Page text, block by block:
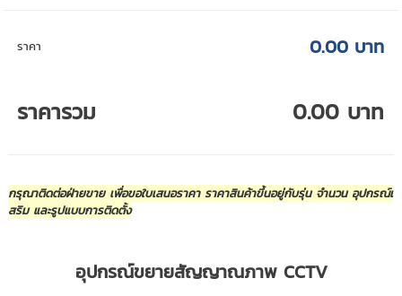
ราคา 0.00 บาท
ราคารวม 0.00 บาท
กรุณาติดต่อฝ่ายขาย เพื่อขอใบเสนอราคา ราคาสินค้าขึ้นอยู่กับรุ่น จำนวน อุปกรณ์เ
สริม และรูปแบบการติดตั้ง
อุปกรณ์ขยายสัญญาณภาพ CCTV